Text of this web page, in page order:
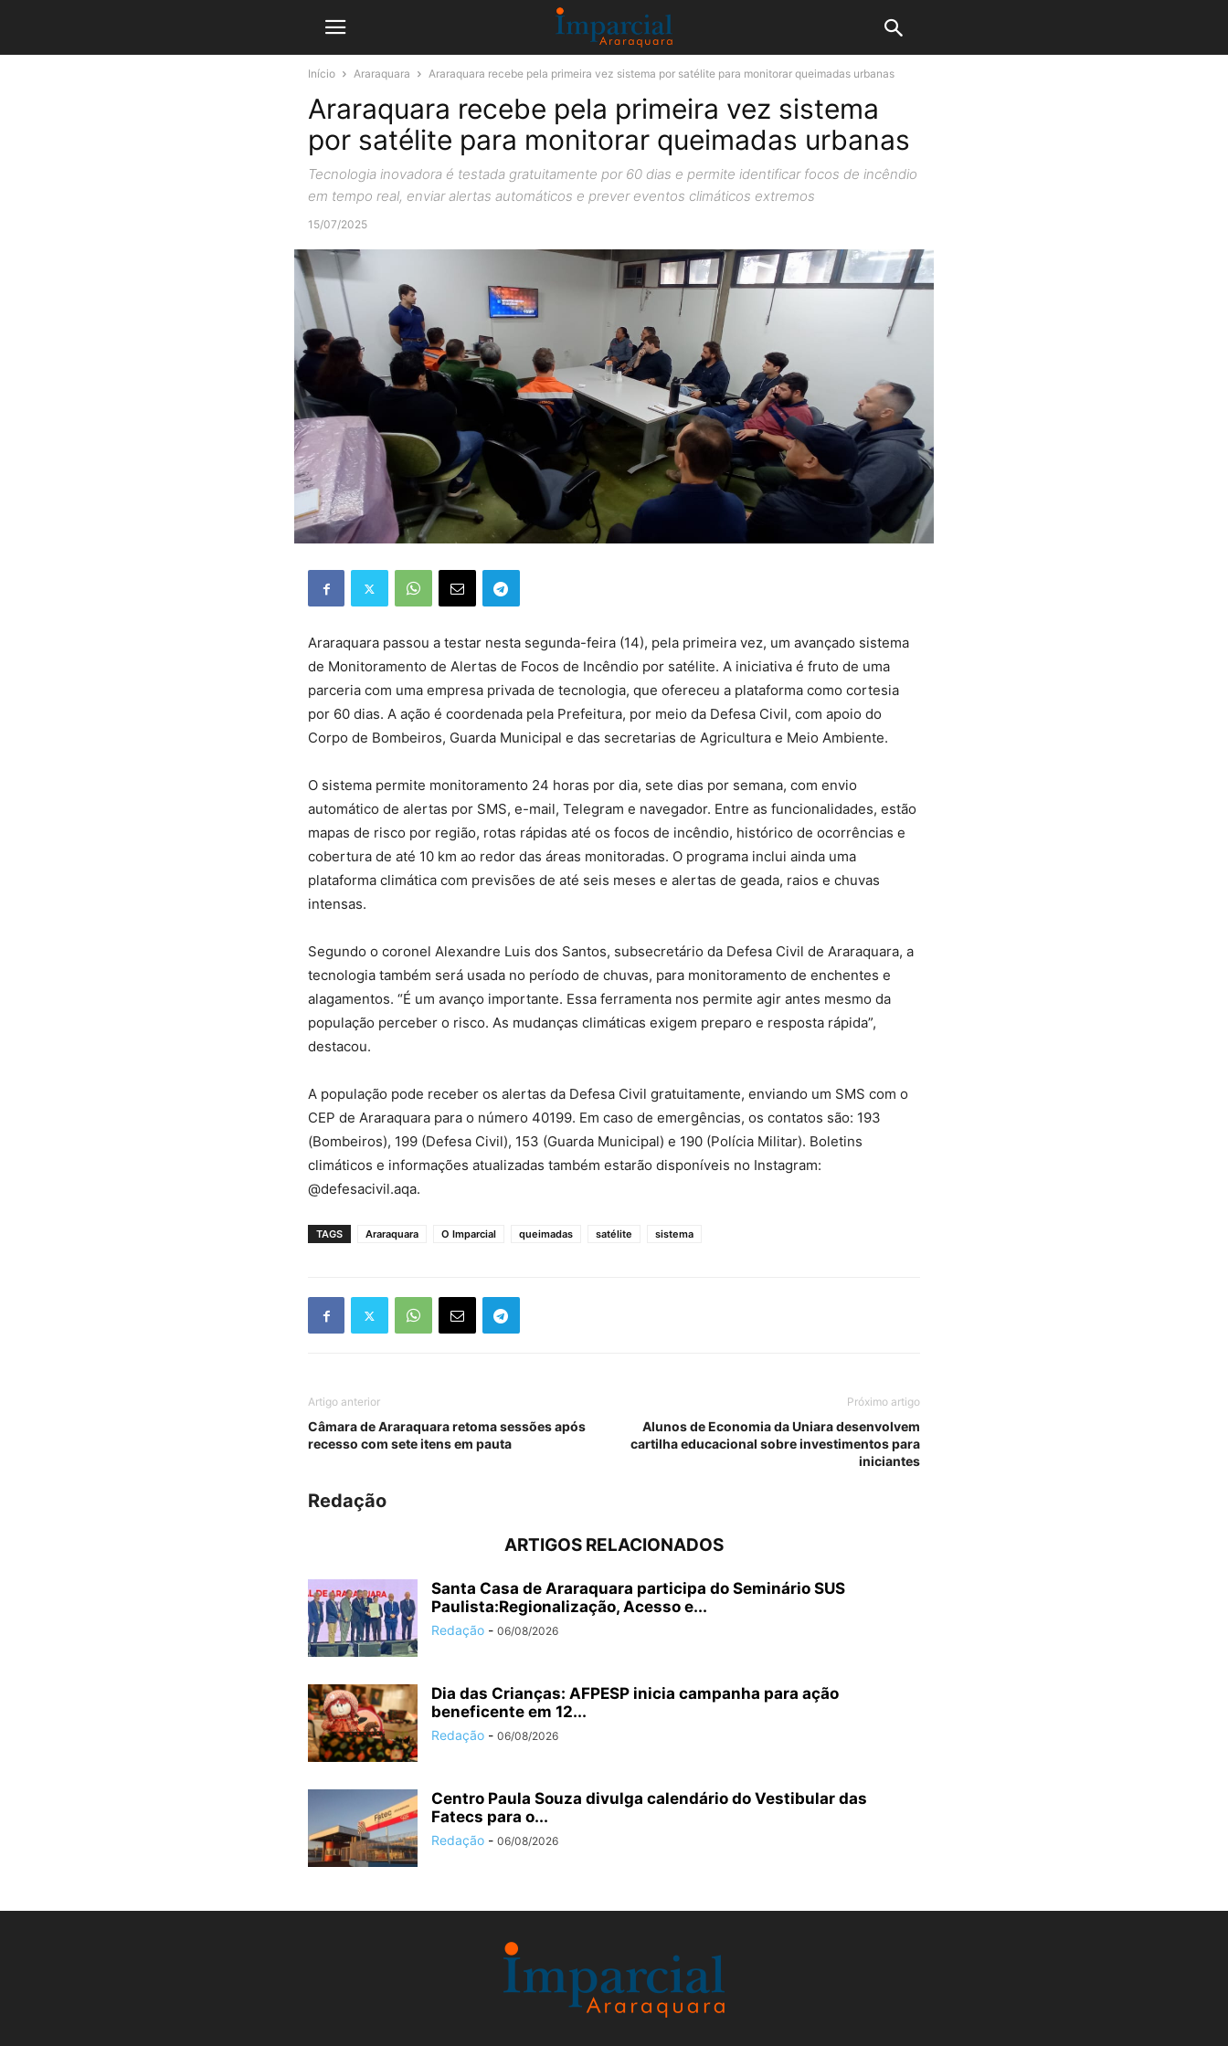
Início Araraquara Araraquara recebe pela primeira vez sistema por satélite para monitorar queimadas urbanas
Araraquara recebe pela primeira vez sistema
por satélite para monitorar queimadas urbanas
Tecnologia inovadora é testada gratuitamente por 60 dias e permite identificar focos de incêndio
em tempo real, enviar alertas automáticos e prever eventos climáticos extremos
15/07/2025
Araraquara passou a testar nesta segunda-feira (14), pela primeira vez, um avançado sistema
de Monitoramento de Alertas de Focos de Incêndio por satélite. A iniciativa é fruto de uma
parceria com uma empresa privada de tecnologia, que ofereceu a plataforma como cortesia
por 60 dias. A ação é coordenada pela Prefeitura, por meio da Defesa Civil, com apoio do
Corpo de Bombeiros, Guarda Municipal e das secretarias de Agricultura e Meio Ambiente.
O sistema permite monitoramento 24 horas por dia, sete dias por semana, com envio
automático de alertas por SMS, e-mail, Telegram e navegador. Entre as funcionalidades, estão
mapas de risco por região, rotas rápidas até os focos de incêndio, histórico de ocorrências e
cobertura de até 10 km ao redor das áreas monitoradas. O programa inclui ainda uma
plataforma climática com previsões de até seis meses e alertas de geada, raios e chuvas
intensas.
Segundo o coronel Alexandre Luis dos Santos, subsecretário da Defesa Civil de Araraquara, a
tecnologia também será usada no período de chuvas, para monitoramento de enchentes e
alagamentos. “É um avanço importante. Essa ferramenta nos permite agir antes mesmo da
população perceber o risco. As mudanças climáticas exigem preparo e resposta rápida”,
destacou.
A população pode receber os alertas da Defesa Civil gratuitamente, enviando um SMS com o
CEP de Araraquara para o número 40199. Em caso de emergências, os contatos são: 193
(Bombeiros), 199 (Defesa Civil), 153 (Guarda Municipal) e 190 (Polícia Militar). Boletins
climáticos e informações atualizadas também estarão disponíveis no Instagram:
@defesacivil.aqa.
TAGS Araraquara O Imparcial queimadas satélite sistema
Artigo anterior
Câmara de Araraquara retoma sessões após
recesso com sete itens em pauta
Próximo artigo
Alunos de Economia da Uniara desenvolvem
cartilha educacional sobre investimentos para
iniciantes
Redação
ARTIGOS RELACIONADOS
Santa Casa de Araraquara participa do Seminário SUS
Paulista:Regionalização, Acesso e...
Redação - 06/08/2026
Dia das Crianças: AFPESP inicia campanha para ação
beneficente em 12...
Redação - 06/08/2026
Centro Paula Souza divulga calendário do Vestibular das
Fatecs para o...
Redação - 06/08/2026